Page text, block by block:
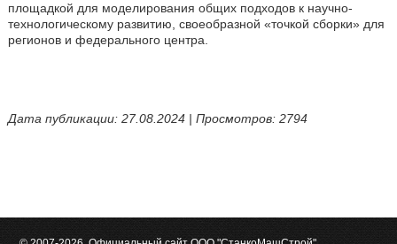
площадкой для моделирования общих подходов к научно-
технологическому развитию, своеобразной «точкой сборки» для
регионов и федерального центра.
Дата публикации: 27.08.2024 | Просмотров: 2794